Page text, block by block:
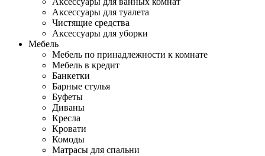
Аксессуары для туалета
Чистящие средства
Аксессуары для уборки
Мебель
Мебель по принадлежности к комнате
Мебель в кредит
Банкетки
Барные стулья
Буфеты
Диваны
Кресла
Кровати
Комоды
Матрасы для спальни